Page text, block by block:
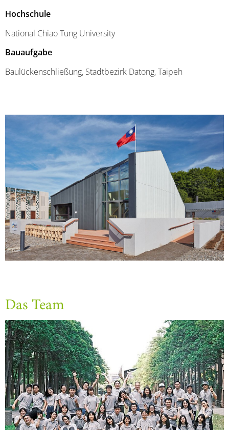
Hochschule
National Chiao Tung University
Bauaufgabe
Baulückenschließung, Stadtbezirk Datong, Taipeh
Das Team